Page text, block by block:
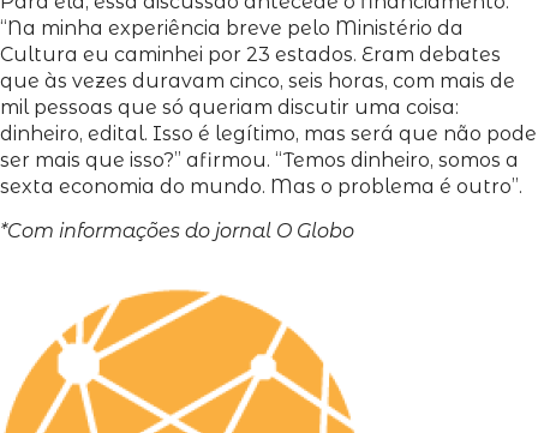
“Na minha experiência breve pelo Ministério da
Cultura eu caminhei por 23 estados. Eram debates
que às vezes duravam cinco, seis horas, com mais de
mil pessoas que só queriam discutir uma coisa:
dinheiro, edital. Isso é legítimo, mas será que não pode
ser mais que isso?” afirmou. “Temos dinheiro, somos a
sexta economia do mundo. Mas o problema é outro”.
*Com informações do jornal O Globo